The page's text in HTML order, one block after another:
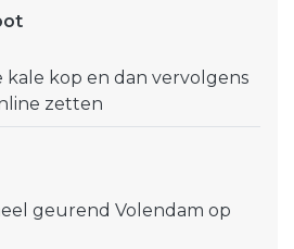
kale kop en dan vervolgens
zetten
geurend Volendam op